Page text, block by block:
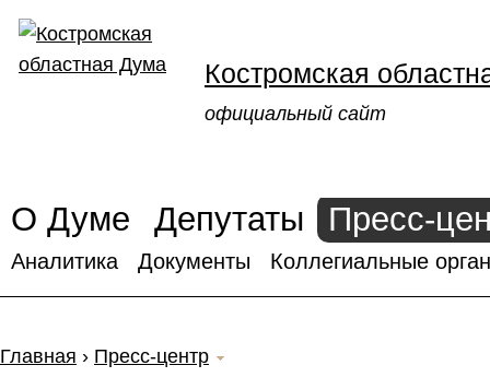
Костромская
официальный сайт
О Думе Депутаты Пресс-
Аналитика Документы Коллегиальные
Главная › Пресс-центр